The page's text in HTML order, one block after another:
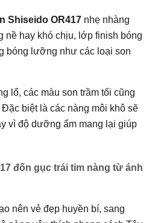
Shiseido OR417 nhẹ nhàng
nề hay khó chịu, lớp finish bóng
bóng lưỡng như các loại son
lổ, các màu son trầm tối cũng
Đặc biệt là các nàng môi khô sẽ
vì độ dưỡng ẩm mang lại giúp
đốn gục trái tim nàng từ ánh
nên vẻ đẹp huyền bí, sang